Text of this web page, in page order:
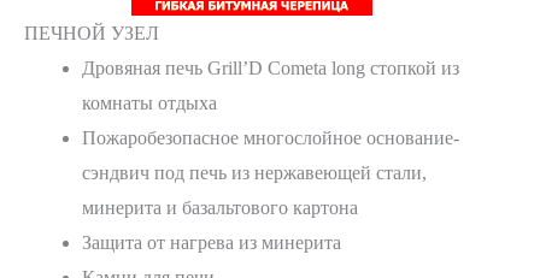
ПЕЧНОЙ УЗЕЛ
Дровяная печь Grill’D Cometa long стопкой из
комнаты отдыха
Пожаробезопасное многослойное основание-
сэндвич под печь из нержавеющей стали,
минерита и базальтового картона
Защита от нагрева из минерита